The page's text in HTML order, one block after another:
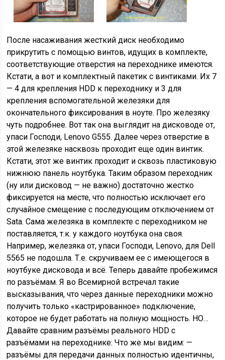
После наcаживания жесткий диск необходимо
прикрутить с помощью винтов, идущих в комплекте,
соответствующие отверстия на переходнике имеются.
Кстати, а вот и комплектный пакетик с винтиками. Их 7
— 4 для крепления HDD к переходнику и 3 для
крепления вспомогательной железяки для
окончательного фиксирования в ноуте. Про железяку
чуть подробнее. Вот так она выглядит на дисководе от,
упаси Господи, Lenovo G555. Далее через отверстие в
этой железяке насквозь проходит еще один винтик.
Кстати, этот же винтик проходит и сквозь пластиковую
нижнюю панель ноутбука. Таким образом переходник
(ну или дисковод — не важно) достаточно жестко
фиксируется на месте, что полностью исключает его
случайное смещение с последующим отключением от
Sata. Сама железяка в комплекте с переходником не
поставляется, т.к. у каждого ноутбука она своя.
Например, железяка от, упаси Господи, Lenovo, для Dell
5565 не подошла. Т.е. скручиваем ее с имеющегося в
ноутбуке дисковода и всё. Теперь давайте пробежимся
по разъёмам. Я во Всемирной встречал такие
высказывания, что через данные переходники можно
получить только «кастрированное» подключение,
которое не будет работать на полную мощность. НО…
Давайте сравним разъёмы реального HDD с
разъёмами на переходнике: Что же мы видим: —
разъёмы для передачи данных полностью идентичны,